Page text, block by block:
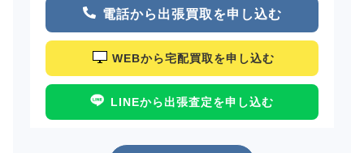
電話から出張買取を申し込む
WEBから宅配買取を申し込む
LINEから出張査定を申し込む